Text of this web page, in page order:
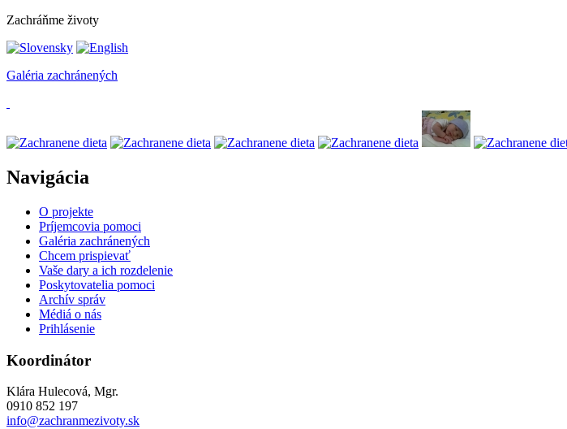
Zachráňme životy
Galéria zachránených
Navigácia
O projekte
Príjemcovia pomoci
Galéria zachránených
Chcem prispievať
Vaše dary a ich rozdelenie
Poskytovatelia pomoci
Archív správ
Médiá o nás
Prihlásenie
Koordinátor
Klára Hulecová, Mgr.
0910 852 197
info@zachranmezivoty.sk